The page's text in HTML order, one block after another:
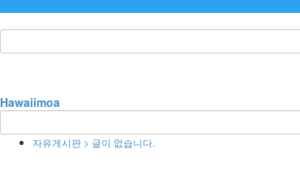
Hawaiimoa
자유게시판 > 글이 없습니다.